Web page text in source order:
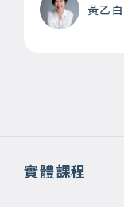
黃乙白
實體課程